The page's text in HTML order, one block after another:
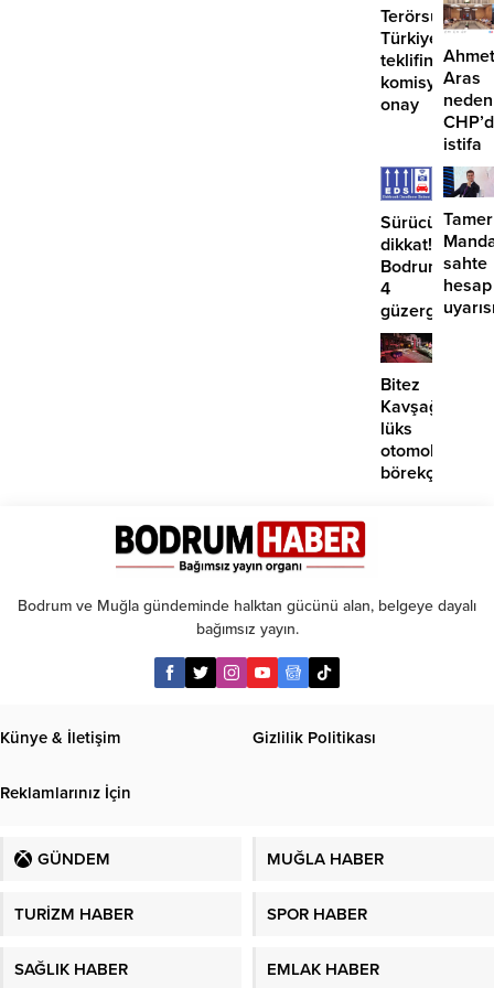
Terörsüz
Türkiye
teklifine
komisyondan
onay
Ahmet
Aras
neden
istifa
Sürücüler
dikkat!
Bodrum’da
4
güzergahta
EDS
başlıyor
Tamer
sahte
hesap
Bitez
Kavşağı’nda
lüks
otomobil
börekçiye
Bodrum ve Muğla gündeminde halktan gücünü alan, belgeye dayalı
bağımsız yayın.
Künye & İletişim Gizlilik Politikası
Reklamlarınız İçin
GÜNDEM MUĞLA HABER
TURİZM HABER SPOR HABER
SAĞLIK HABER EMLAK HABER